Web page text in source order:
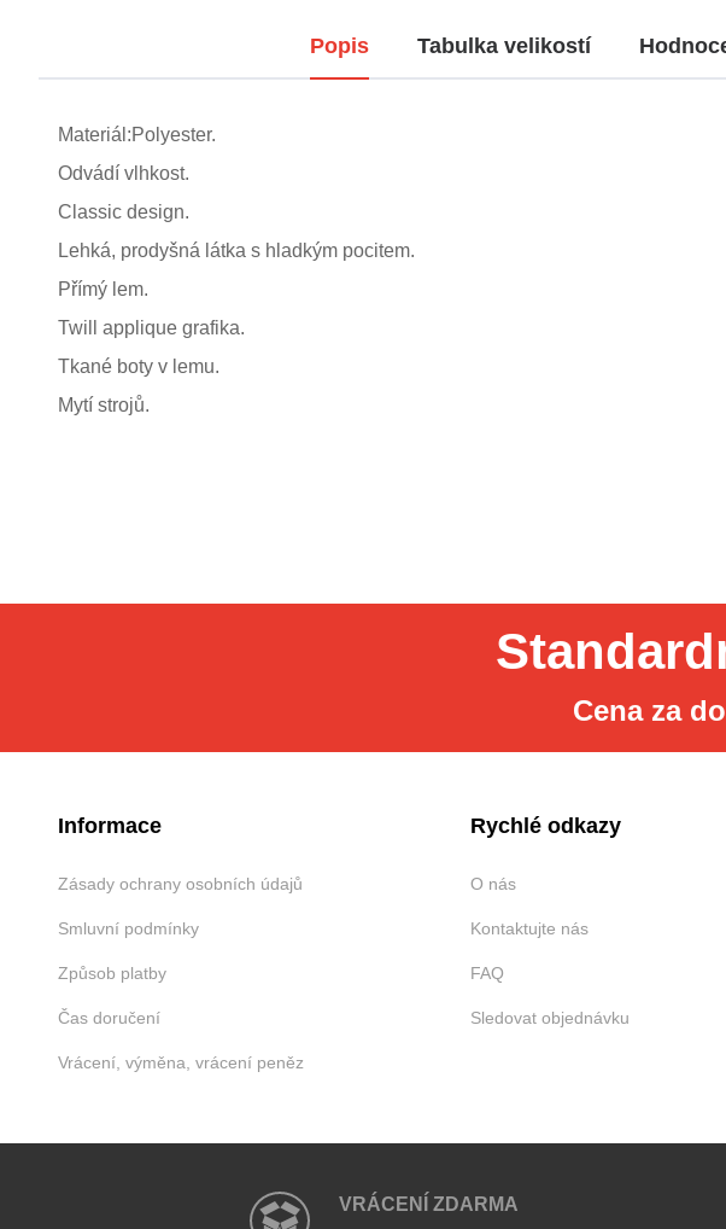
Popis Tabulka velikostí
Materiál:Polyester.
Odvádí vlhkost.
Classic design.
Lehká, prodyšná látka s hladkým pocitem.
Přímý lem.
Twill applique grafika.
Tkané boty v lemu.
Mytí strojů.
Cena za
Informace
Zásady ochrany osobních údajů
Smluvní podmínky
Způsob platby
Čas doručení
Vrácení, výměna, vrácení peněz
Rychlé odkazy
O nás
Kontaktujte nás
FAQ
Sledovat objednávku
VRÁCENÍ ZDARMA